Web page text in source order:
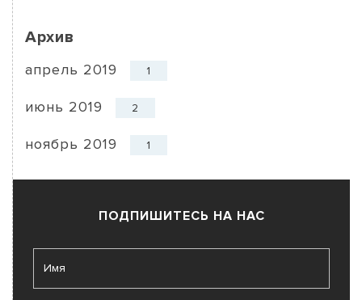
Архив
апрель 2019 1
июнь 2019 2
ноябрь 2019 1
ПОДПИШИТЕСЬ НА НАС